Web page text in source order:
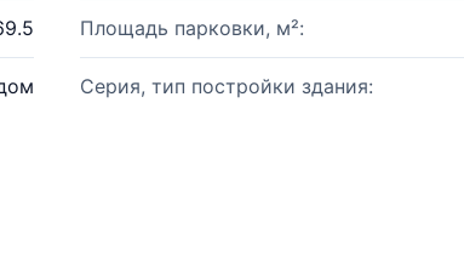
Площадь парковки, м²:
Серия, тип постройки здания: